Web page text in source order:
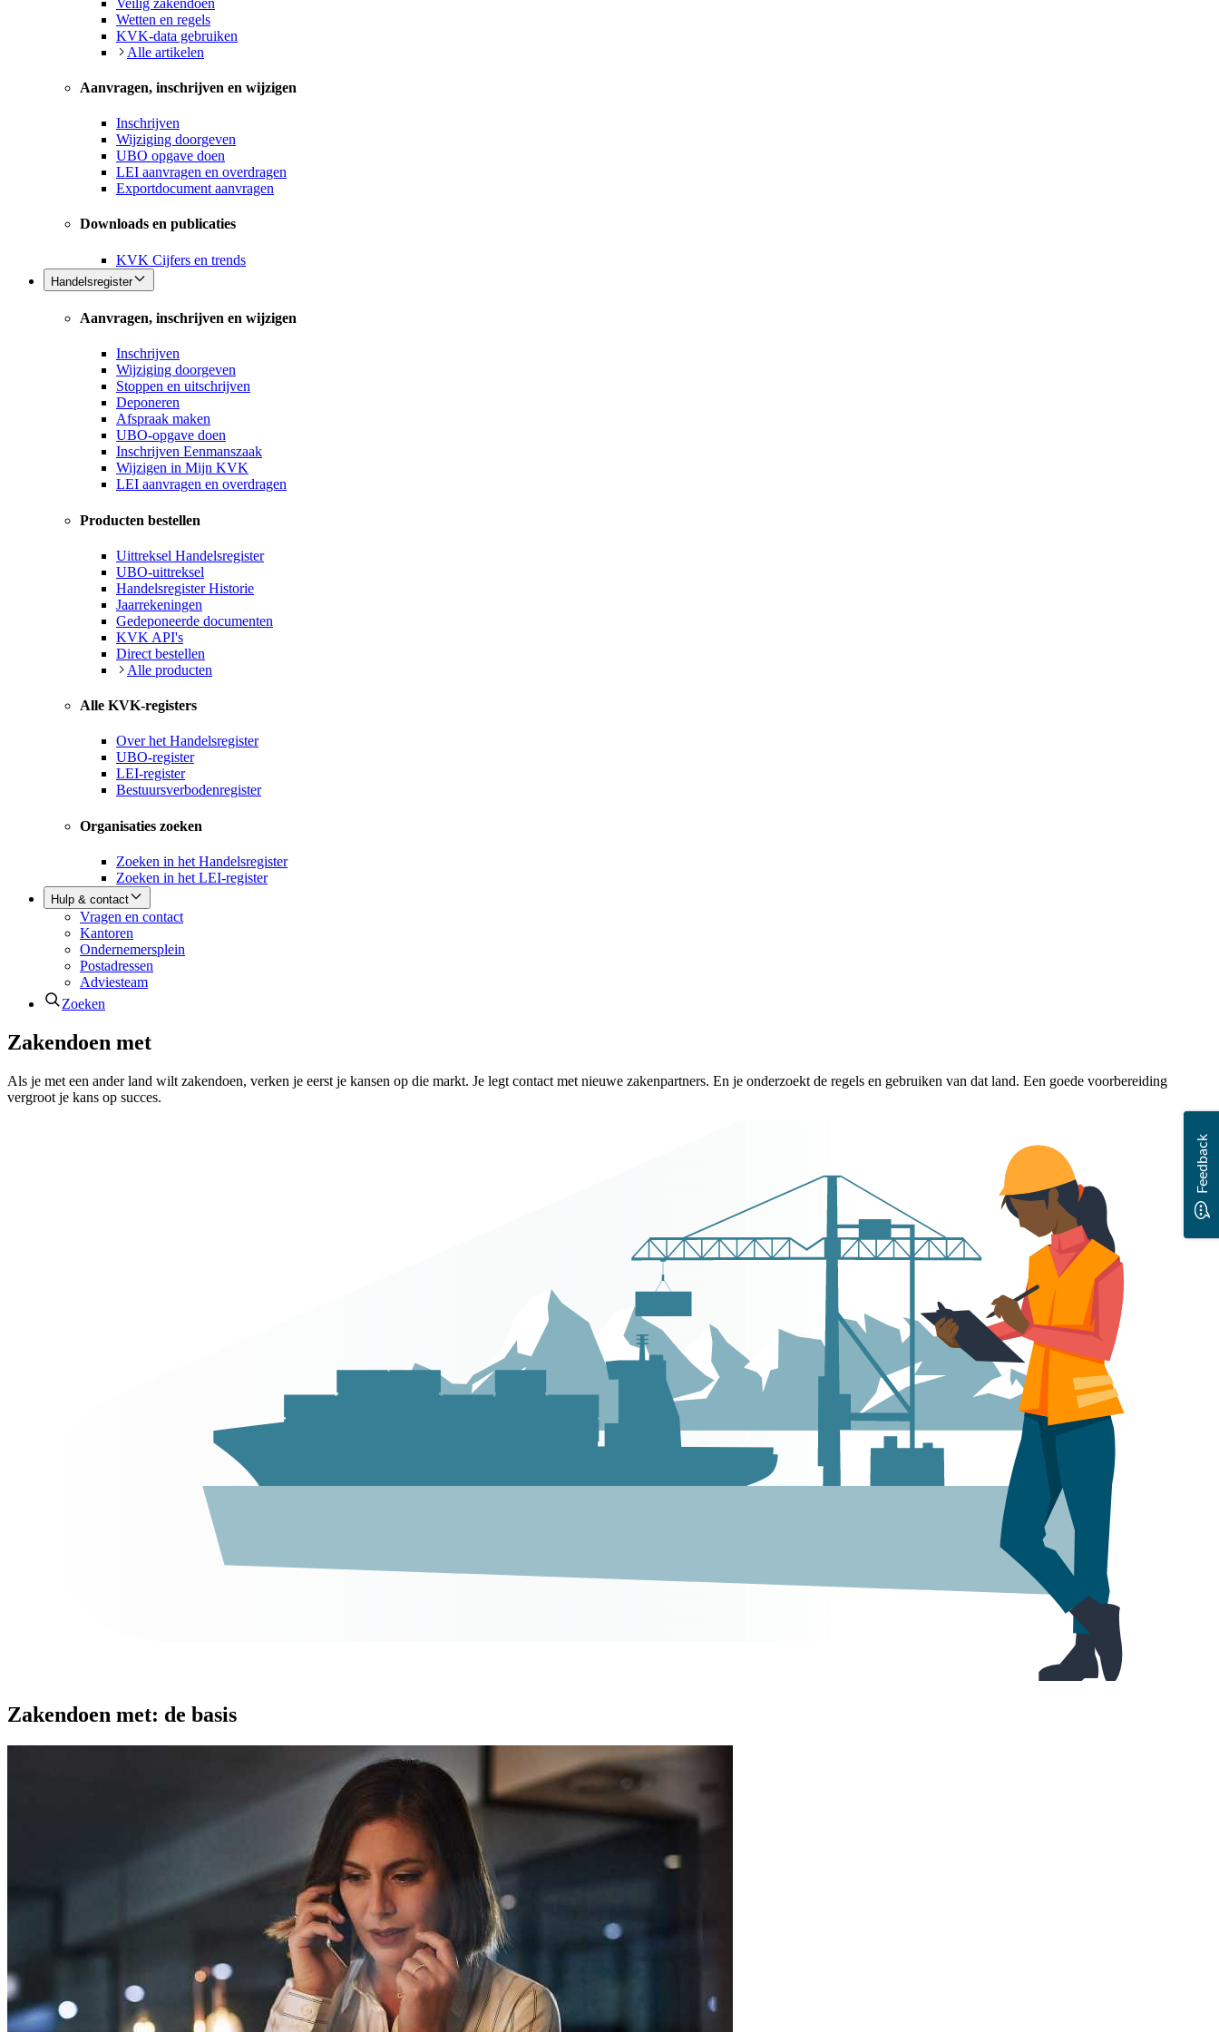
Wetten en regels
KVK-data gebruiken
Alle artikelen
Aanvragen, inschrijven en wijzigen
Inschrijven
Wijziging doorgeven
UBO opgave doen
LEI aanvragen en overdragen
Exportdocument aanvragen
Downloads en publicaties
KVK Cijfers en trends
Handelsregister
Aanvragen, inschrijven en wijzigen
Inschrijven
Wijziging doorgeven
Stoppen en uitschrijven
Deponeren
Afspraak maken
UBO-opgave doen
Inschrijven Eenmanszaak
Wijzigen in Mijn KVK
LEI aanvragen en overdragen
Producten bestellen
Uittreksel Handelsregister
UBO-uittreksel
Handelsregister Historie
Jaarrekeningen
Gedeponeerde documenten
KVK API's
Direct bestellen
Alle producten
Alle KVK-registers
Over het Handelsregister
UBO-register
LEI-register
Bestuursverbodenregister
Organisaties zoeken
Zoeken in het Handelsregister
Zoeken in het LEI-register
Hulp & contact
Vragen en contact
Kantoren
Ondernemersplein
Postadressen
Adviesteam
Zoeken
Zakendoen met
Als je met een ander land wilt zakendoen, verken je eerst je kansen op die markt. Je legt contact met nieuwe zakenpartners. En je onderzoekt de regels en gebruiken van dat land. Een goede voorbereiding
vergroot je kans op succes.
Zakendoen met: de basis
Feedback